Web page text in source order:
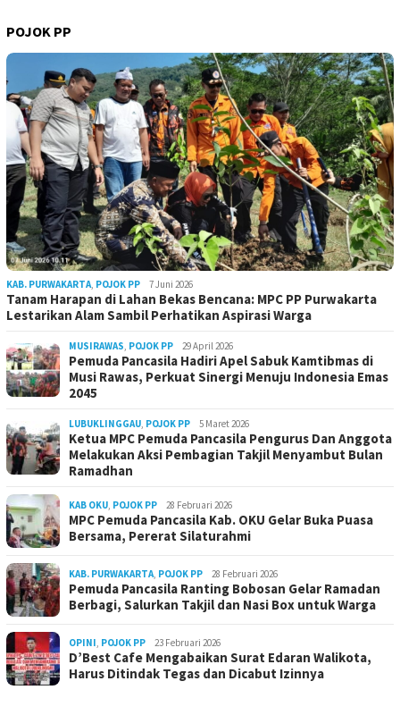
POJOK PP
KAB. PURWAKARTA POJOK PP 7 Juni 2026
Tanam Harapan di Lahan Bekas Bencana: MPC PP Purwakarta
Lestarikan Alam Sambil Perhatikan Aspirasi Warga
MUSIRAWAS POJOK PP 29 April 2026
Pemuda Pancasila Hadiri Apel Sabuk Kamtibmas di
Musi Rawas, Perkuat Sinergi Menuju Indonesia Emas
2045
LUBUKLINGGAU POJOK PP 5 Maret 2026
Ketua MPC Pemuda Pancasila Pengurus Dan Anggota
Melakukan Aksi Pembagian Takjil Menyambut Bulan
Ramadhan
KAB OKU POJOK PP 28 Februari 2026
MPC Pemuda Pancasila Kab. OKU Gelar Buka Puasa
Bersama, Pererat Silaturahmi
KAB. PURWAKARTA POJOK PP 28 Februari 2026
Pemuda Pancasila Ranting Bobosan Gelar Ramadan
Berbagi, Salurkan Takjil dan Nasi Box untuk Warga
OPINI POJOK PP 23 Februari 2026
D’Best Cafe Mengabaikan Surat Edaran Walikota,
Harus Ditindak Tegas dan Dicabut Izinnya